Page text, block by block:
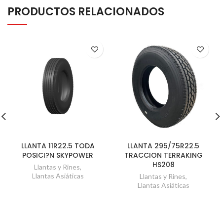
PRODUCTOS RELACIONADOS
LLANTA 11R22.5 TODA
POSICI?N SKYPOWER
Llantas y Rines,
Llantas Asiáticas
LLANTA 295/75R22.5
TRACCION TERRAKING
HS208
Llantas y Rines,
Llantas Asiáticas